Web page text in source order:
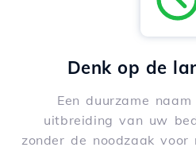
Denk op de
Een duurzame
uitbreiding van uw
zonder de noodzaak